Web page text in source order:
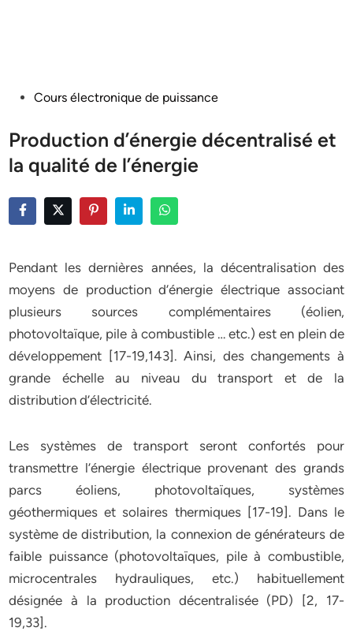
PostedCours électronique de puissance
Production d’énergie décentralisé et
la qualité de l’énergie
Pendant les dernières années, la décentralisation des
moyens de production d’énergie électrique associant
plusieurs sources complémentaires (éolien,
photovoltaïque, pile à combustible … etc.) est en plein de
développement [17-19,143]. Ainsi, des changements à
grande échelle au niveau du transport et de la
distribution d’électricité.
Les systèmes de transport seront confortés pour
transmettre l’énergie électrique provenant des grands
parcs éoliens, photovoltaïques, systèmes
géothermiques et solaires thermiques [17-19]. Dans le
système de distribution, la connexion de générateurs de
faible puissance (photovoltaïques, pile à combustible,
microcentrales hydrauliques, etc.) habituellement
désignée à la production décentralisée (PD) [2, 17-
19,33].